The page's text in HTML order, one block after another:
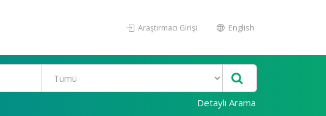
Araştırmacı Girişi English
Detaylı Arama